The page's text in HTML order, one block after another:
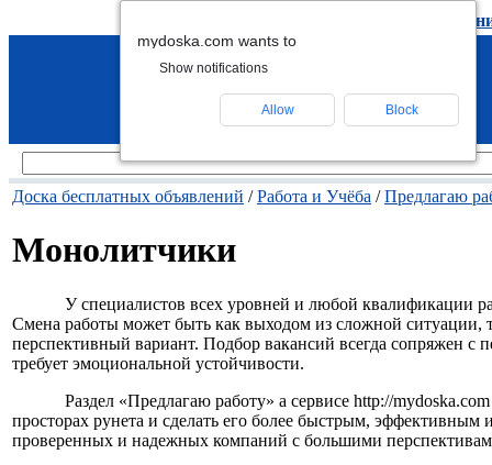
удалить
Доска бесплатных объявлений /Работа и Учёба /Предлагаю
Монолитчики
У специалистов всех уровней и любой квалификации
Смена работы может быть как выходом из сложной ситуации,
перспективный вариант. Подбор вакансий всегда сопряжен с
требует эмоциональной устойчивости.
Раздел «Предлагаю работу» а сервисе http://
просторах рунета и сделать его более быстрым,
проверенных и надежных компаний с большими
mydoska.com wants to
Show notifications
Allow Block